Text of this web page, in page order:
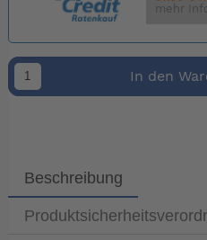
mehr
In den
Beschreibung